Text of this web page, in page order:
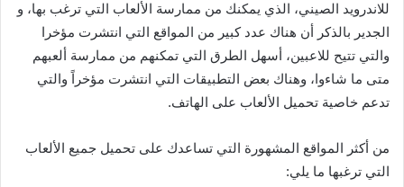
للاندرويد الصيني، الذي يمكنك من ممارسة الألعاب التي ترغب بها، و
الجدير بالذكر أن هناك عدد كبير من المواقع التي انتشرت مؤخرا
والتي تتيح للاعبين، أسهل الطرق التي تمكنهم من ممارسة ألعبهم
متى ما شاءوا، وهناك بعض التطبيقات التي انتشرت مؤخراً والتي
تدعم خاصية تحميل الألعاب على الهاتف.
من أكثر المواقع المشهورة التي تساعدك على تحميل جميع الألعاب
التي ترغبها ما يلي: